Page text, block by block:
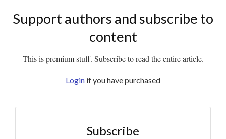
Support authors and subscribe to
content
This is premium stuff. Subscribe to read the entire article.
Login if you have purchased
Subscribe